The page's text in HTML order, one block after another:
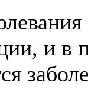
и в